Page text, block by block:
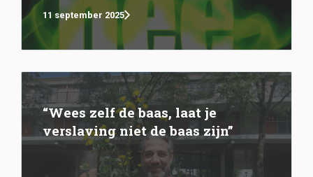
11 september 2025
“Wees zelf de baas, laat je
verslaving niet de baas zijn”